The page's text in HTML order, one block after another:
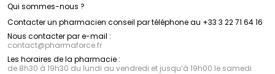
Qui sommes-nous ?
Contacter un pharmacien conseil par téléphone au +33 3 22 71 64 16
Nous contacter par e-mail :
contact@pharmaforce.fr
Les horaires de la pharmacie :
de 8h30 à 19h30 du lundi au vendredi et jusqu’à 19h00 le samedi